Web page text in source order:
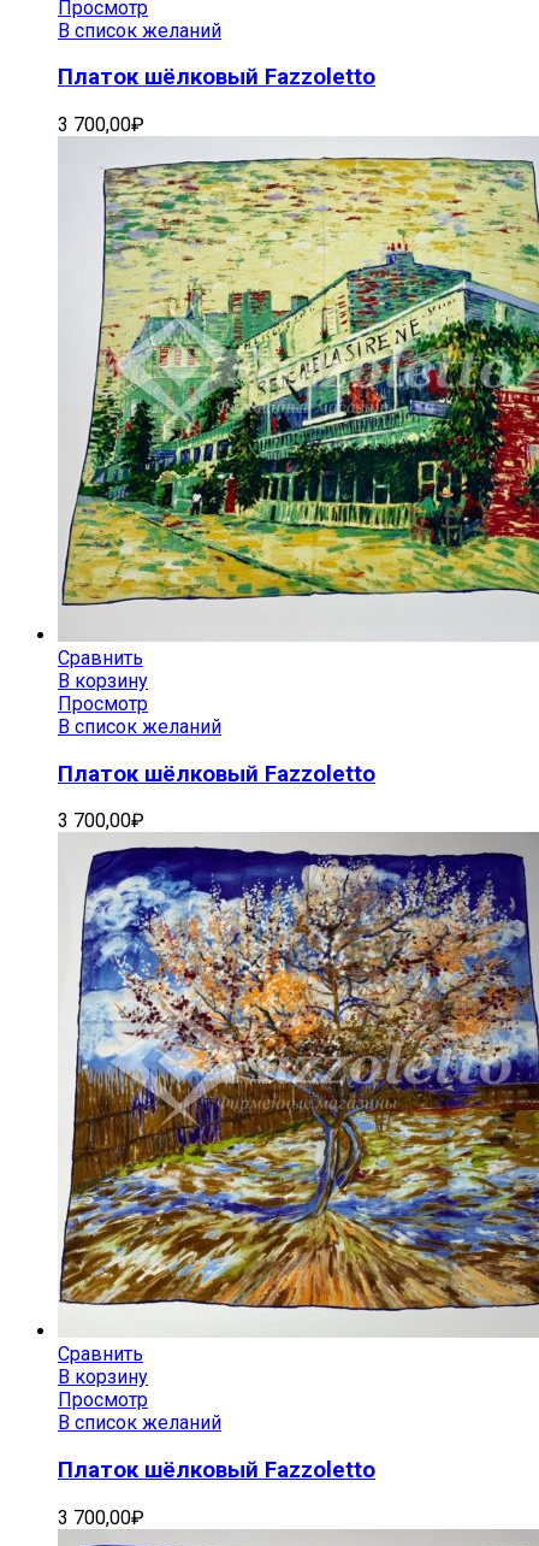
Просмотр
В список желаний
Платок шёлковый Fazzoletto
3 700,00₽
Сравнить
В корзину
Просмотр
В список желаний
Платок шёлковый Fazzoletto
3 700,00₽
Сравнить
В корзину
Просмотр
В список желаний
Платок шёлковый Fazzoletto
3 700,00₽